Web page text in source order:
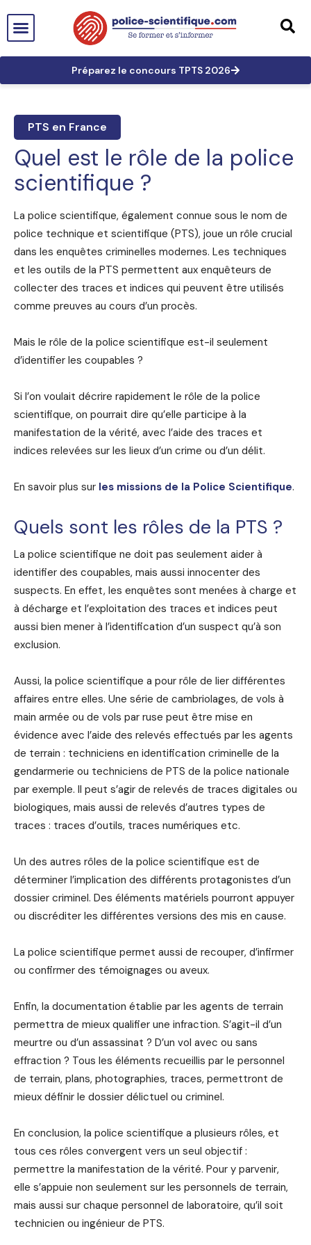
Préparez le concours TPTS 2026
PTS en France
Quel est le rôle de la police
scientifique ?
La police scientifique, également connue sous le nom de
police technique et scientifique (PTS), joue un rôle crucial
dans les enquêtes criminelles modernes. Les techniques
et les outils de la PTS permettent aux enquêteurs de
collecter des traces et indices qui peuvent être utilisés
comme preuves au cours d’un procès.
Mais le rôle de la police scientifique est-il seulement
d’identifier les coupables ?
Si l’on voulait décrire rapidement le rôle de la police
scientifique, on pourrait dire qu’elle participe à la
manifestation de la vérité, avec l’aide des traces et
indices relevées sur les lieux d’un crime ou d’un délit.
En savoir plus sur les missions de la Police Scientifique.
Quels sont les rôles de la PTS ?
La police scientifique ne doit pas seulement aider à
identifier des coupables, mais aussi innocenter des
suspects. En effet, les enquêtes sont menées à charge et
à décharge et l’exploitation des traces et indices peut
aussi bien mener à l’identification d’un suspect qu’à son
exclusion.
Aussi, la police scientifique a pour rôle de lier différentes
affaires entre elles. Une série de cambriolages, de vols à
main armée ou de vols par ruse peut être mise en
évidence avec l’aide des relevés effectués par les agents
de terrain : techniciens en identification criminelle de la
gendarmerie ou techniciens de PTS de la police nationale
par exemple. Il peut s’agir de relevés de traces digitales ou
biologiques, mais aussi de relevés d’autres types de
traces : traces d’outils, traces numériques etc.
Un des autres rôles de la police scientifique est de
déterminer l’implication des différents protagonistes d’un
dossier criminel. Des éléments matériels pourront appuyer
ou discréditer les différentes versions des mis en cause.
La police scientifique permet aussi de recouper, d’infirmer
ou confirmer des témoignages ou aveux.
Enfin, la documentation établie par les agents de terrain
permettra de mieux qualifier une infraction. S’agit-il d’un
meurtre ou d’un assassinat ? D’un vol avec ou sans
effraction ? Tous les éléments recueillis par le personnel
de terrain, plans, photographies, traces, permettront de
mieux définir le dossier délictuel ou criminel.
En conclusion, la police scientifique a plusieurs rôles, et
tous ces rôles convergent vers un seul objectif :
permettre la manifestation de la vérité. Pour y parvenir,
elle s’appuie non seulement sur les personnels de terrain,
mais aussi sur chaque personnel de laboratoire, qu’il soit
technicien ou ingénieur de PTS.